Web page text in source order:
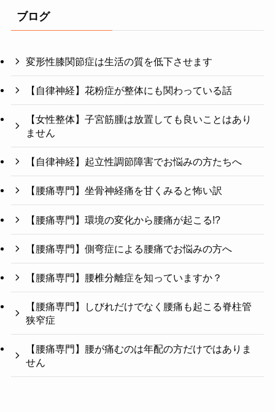
ブログ
変形性膝関節症は生活の質を低下させます
【自律神経】花粉症が整体にも関わっている話
【女性整体】子宮筋腫は放置しても良いことはあり
ません
【自律神経】起立性調節障害でお悩みの方たちへ
【腰痛専門】坐骨神経痛を甘くみると怖い訳
【腰痛専門】環境の変化から腰痛が起こる!?
【腰痛専門】側弯症による腰痛でお悩みの方へ
【腰痛専門】腰椎分離症を知っていますか？
【腰痛専門】しびれだけでなく腰痛も起こる脊柱管
狭窄症
【腰痛専門】腰が痛むのは年配の方だけではありま
せん